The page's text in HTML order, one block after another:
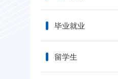
毕业就业
留学生